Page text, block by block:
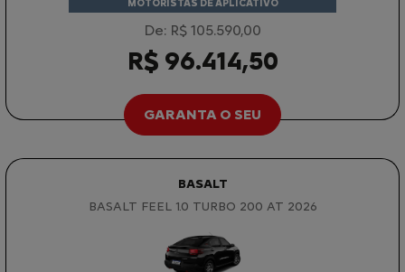
MOTORISTAS DE APLICATIVO
De: R$ 105.590,00
R$ 96.414,50
GARANTA O SEU
BASALT
BASALT FEEL 1.0 TURBO 200 AT 2026